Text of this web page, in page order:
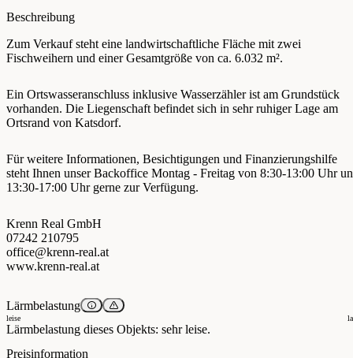
Beschreibung
Zum Verkauf steht eine landwirtschaftliche Fläche mit zwei
Fischweihern und einer Gesamtgröße von ca. 6.032 m².
Ein Ortswasseranschluss inklusive Wasserzähler ist am Grundstück
vorhanden. Die Liegenschaft befindet sich in sehr ruhiger Lage am
Ortsrand von Katsdorf.
Für weitere Informationen, Besichtigungen und Finanzierungshilfe
steht Ihnen unser Backoffice Montag - Freitag von 8:30-13:00 Uhr
13:30-17:00 Uhr gerne zur Verfügung.
Krenn Real GmbH
07242 210795
office@krenn-real.at
www.krenn-real.at
Lärmbelastung
leise
Lärmbelastung dieses Objekts: sehr leise.
Preisinformation